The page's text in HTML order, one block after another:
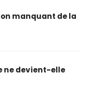
manquant de la
ne devient-elle